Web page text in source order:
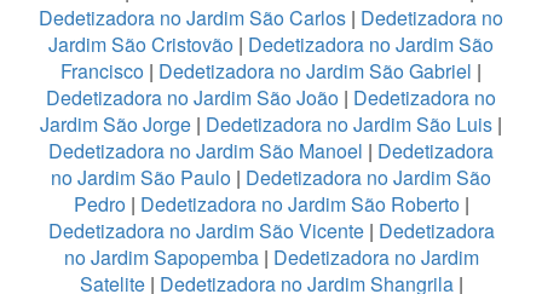
Dedetizadora no Jardim São Carlos | Dedetizadora no
Jardim São Cristovão | Dedetizadora no Jardim São
Francisco | Dedetizadora no Jardim São Gabriel |
Dedetizadora no Jardim São João | Dedetizadora no
Jardim São Jorge | Dedetizadora no Jardim São Luis |
Dedetizadora no Jardim São Manoel | Dedetizadora
no Jardim São Paulo | Dedetizadora no Jardim São
Pedro| Dedetizadora no Jardim São Roberto|
Dedetizadora no Jardim São Vicente| Dedetizadora
no Jardim Sapopemba| Dedetizadora no Jardim
Satelite| Dedetizadora no Jardim Shangrila|